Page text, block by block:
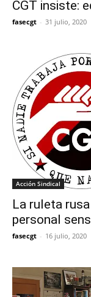
CGT insiste:
fasecgt - 31 julio, 2020
Acción Sindical
La ruleta
personal
fasecgt - 16 julio, 2020